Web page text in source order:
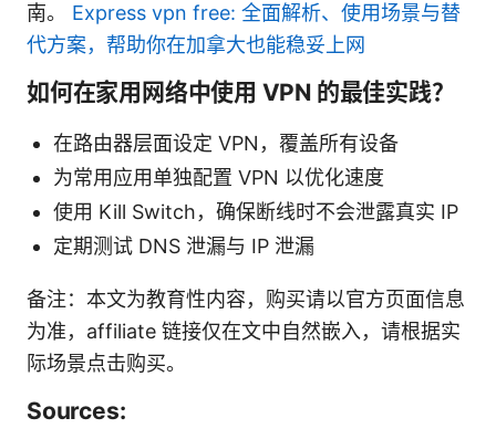
南。 Express vpn free: 全面解析、使用场景与替
代方案，帮助你在加拿大也能稳妥上网
如何在家用网络中使用 VPN 的最佳实践？
在路由器层面设定 VPN，覆盖所有设备
为常用应用单独配置 VPN 以优化速度
使用 Kill Switch，确保断线时不会泄露真实 IP
定期测试 DNS 泄漏与 IP 泄漏
备注：本文为教育性内容，购买请以官方页面信息
为准，affiliate 链接仅在文中自然嵌入，请根据实
际场景点击购买。
Sources: